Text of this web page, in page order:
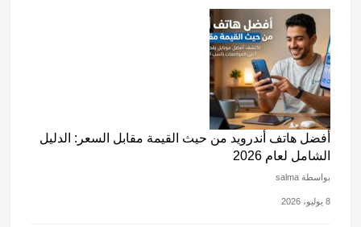
أفضل هاتف أندرويد من حيث القيمة مقابل السعر: الدليل
الشامل لعام 2026
بواسطة salma
8 يوليو، 2026